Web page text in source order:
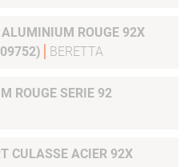
ROUGE 92X
BERETTA
ROUGE SERIE 92
CULASSE ACIER 92X